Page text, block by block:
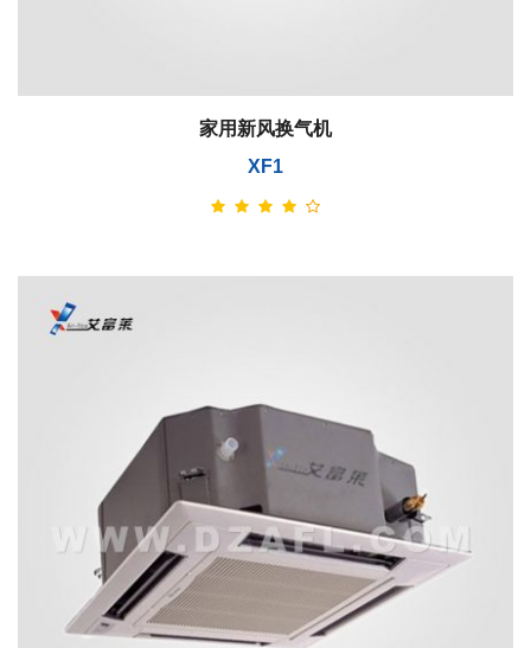
家用新风换气机
XF1